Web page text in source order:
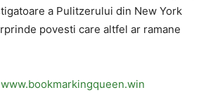
a Pulitzerului din New York
povesti care altfel ar ramane
www.bookmarkingqueen.win